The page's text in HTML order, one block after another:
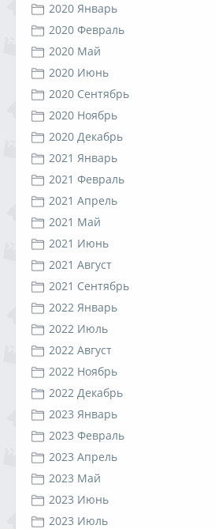
2020 Январь
2020 Февраль
2020 Май
2020 Июнь
2020 Сентябрь
2020 Ноябрь
2020 Декабрь
2021 Январь
2021 Февраль
2021 Апрель
2021 Май
2021 Июнь
2021 Август
2021 Сентябрь
2022 Январь
2022 Июль
2022 Август
2022 Ноябрь
2022 Декабрь
2023 Январь
2023 Февраль
2023 Апрель
2023 Май
2023 Июнь
2023 Июль